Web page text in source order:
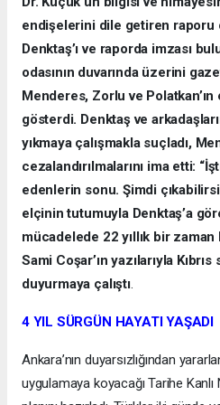
endişelerini dile getiren raporu
Denktaş’ı ve raporda imzası
odasının duvarında üzerini
Menderes, Zorlu ve
gösterdi. Denktaş ve
yıkmaya çalışmakla suçladı,
cezalandırılmalarını ima etti:
edenlerin sonu. Şimdi
elçinin tutumuyla Denktaş’a
mücadelede 22 yıllık bir
Sami Coşar’ın yazılarıyla
duyurmaya çalıştı.
4 YIL SÜRGÜN HAYATI YAŞADI
Ankara’nın duyarsızlığından
uygulamaya koyacağı Tarihe